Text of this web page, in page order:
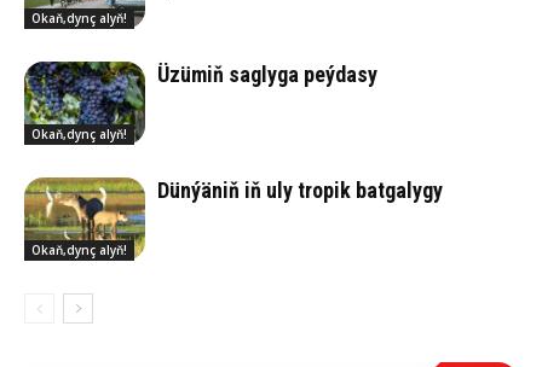
Okaň,dynç alyň!
Okaň,dynç alyň!
Üzü­miň sag­ly­ga peý­da­sy
Okaň,dynç alyň!
Dün­ýä­niň iň uly tro­pik bat­ga­ly­gy